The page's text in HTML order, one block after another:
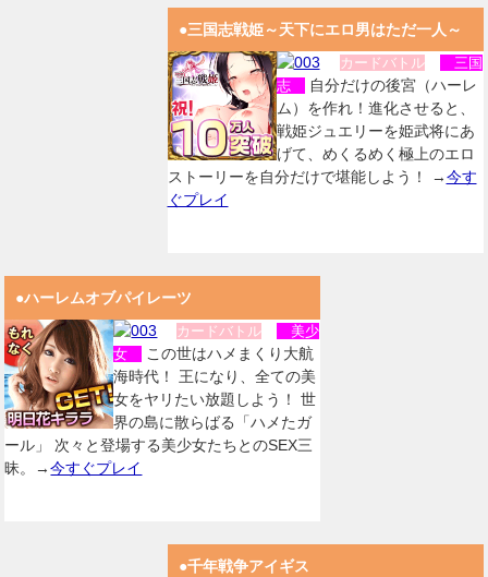
●三国志戦姫～天下にエロ男はただ一人～
カードバトル
三国
志
自分だけの後宮（ハーレ
ム）を作れ！進化させると、
戦姫ジュエリーを姫武将にあ
げて、めくるめく極上のエロ
ストーリーを自分だけで堪能しよう！ →今す
ぐプレイ
●ハーレムオブパイレーツ
カードバトル
美少
女
この世はハメまくり大航
海時代！ 王になり、全ての美
女をヤリたい放題しよう！ 世
界の島に散らばる「ハメたガ
ール」 次々と登場する美少女たちとのSEX三
昧。→今すぐプレイ
●千年戦争アイギス